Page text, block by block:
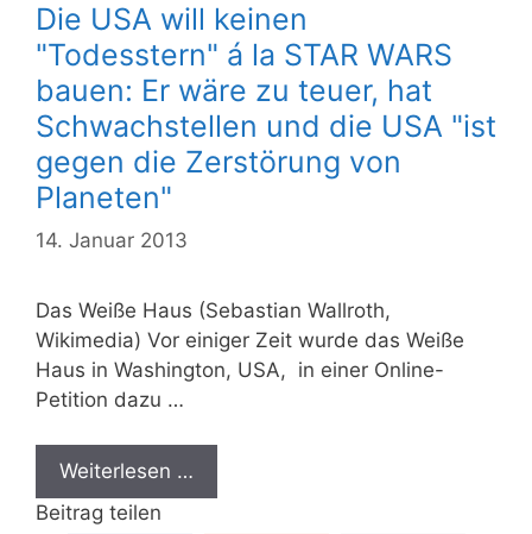
Die USA will keinen
"Todesstern" á la STAR WARS
bauen: Er wäre zu teuer, hat
Schwachstellen und die USA "ist
gegen die Zerstörung von
Planeten"
14. Januar 2013
Das Weiße Haus (Sebastian Wallroth,
Wikimedia) Vor einiger Zeit wurde das Weiße
Haus in Washington, USA, in einer Online-
Petition dazu …
Weiterlesen …
Beitrag teilen